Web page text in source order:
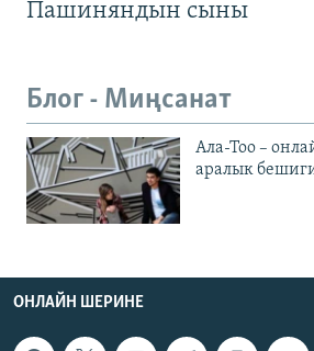
Пашиняндын сыны
Блог - Миңсанат
Ала-Тоо –
аралык
ОНЛАЙН ШЕРИНЕ